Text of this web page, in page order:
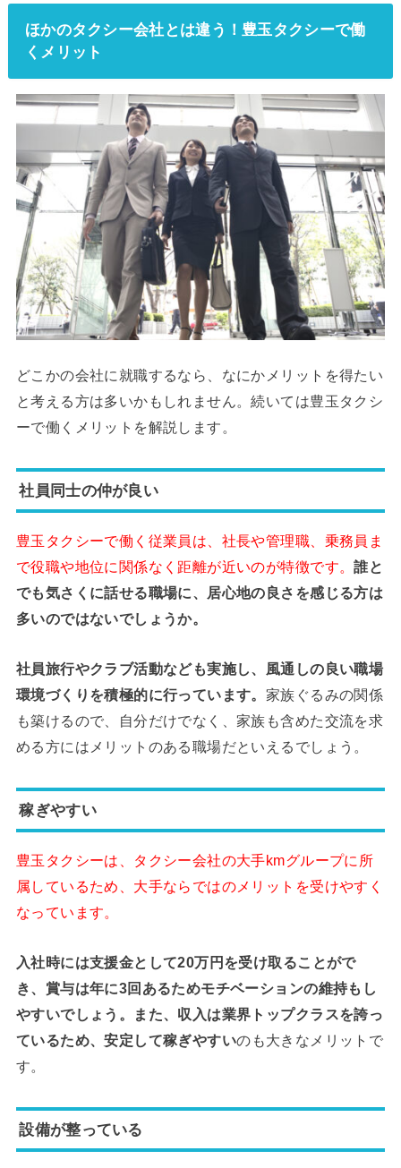
ほかのタクシー会社とは違う！豊玉タクシーで働
くメリット
どこかの会社に就職するなら、なにかメリットを得たい
と考える方は多いかもしれません。続いては豊玉タクシ
ーで働くメリットを解説します。
社員同士の仲が良い
豊玉タクシーで働く従業員は、社長や管理職、乗務員ま
で役職や地位に関係なく距離が近いのが特徴です。誰と
でも気さくに話せる職場に、居心地の良さを感じる方は
多いのではないでしょうか。
社員旅行やクラブ活動なども実施し、風通しの良い職場
環境づくりを積極的に行っています。 家族ぐるみの関係
も築けるので、自分だけでなく、家族も含めた交流を求
める方にはメリットのある職場だといえるでしょう。
稼ぎやすい
豊玉タクシーは、タクシー会社の大手kmグループに所
属しているため、大手ならではのメリットを受けやすく
なっています。
入社時には支援金として20万円を受け取ることがで
き、賞与は年に3回あるためモチベーションの維持もし
やすいでしょう。また、収入は業界トップクラスを誇っ
ているため、安定して稼ぎやすいのも大きなメリットで
す。
設備が整っている